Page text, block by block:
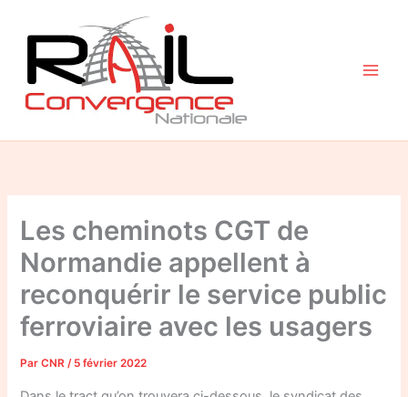
contenu
Les cheminots CGT de
Normandie appellent à
reconquérir le service public
ferroviaire avec les usagers
ParCNR/ 5 février 2022